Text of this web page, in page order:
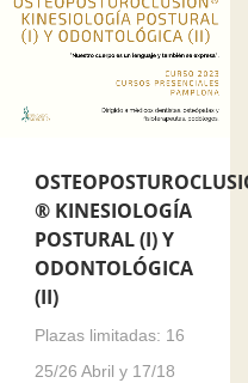
® KINESIOLOGÍA
POSTURAL (I) Y
ODONTOLÓGICA
(II)
Plazas limitadas: 16
25/26 Abril y 17/18